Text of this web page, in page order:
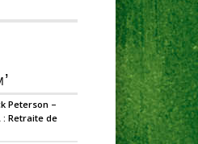
Peterson –
: Retraite de